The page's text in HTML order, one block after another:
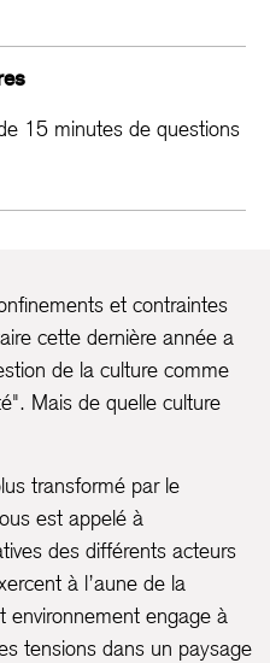
15 minutes de questions
et contraintes
cette dernière année a
de la culture comme
Mais de quelle culture
transformé par le
est appelé à
des différents acteurs
à l’aune de la
environnement engage à
tensions dans un paysage